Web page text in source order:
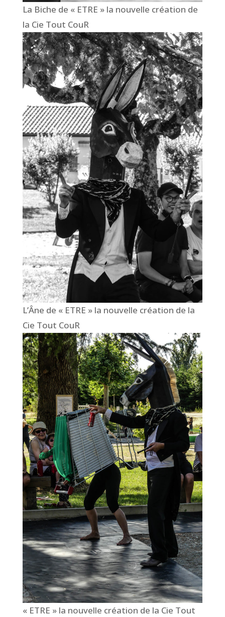
La Biche de « ETRE » la nouvelle création de
la Cie Tout CouR
L’Âne de « ETRE » la nouvelle création de la
Cie Tout CouR
« ETRE » la nouvelle création de la Cie Tout